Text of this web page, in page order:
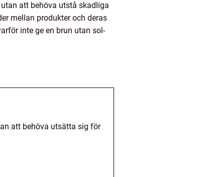
att behöva utstå skadliga
mellan produkter och deras
inte ge en brun utan sol-
att behöva utsätta sig för